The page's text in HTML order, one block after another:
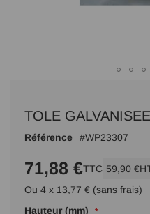
début
d’images
TOLE
Référence WP23307
71,88 €TTC 59,90 €
Ou 4 x 13,77 € (sans frais)
Hauteur (mm)